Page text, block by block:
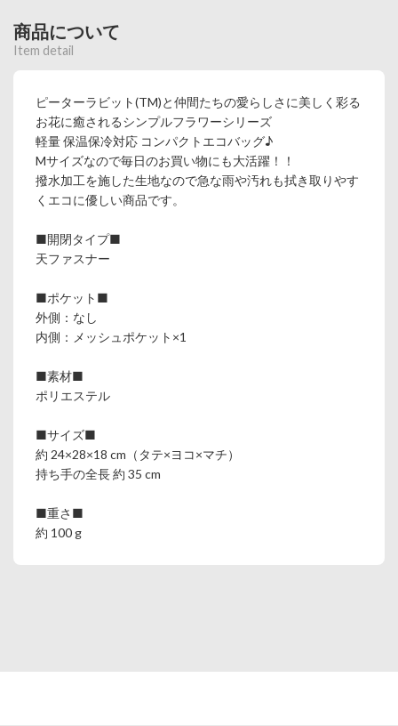
商品について
Item detail
ピーターラビット(TM)と仲間たちの愛らしさに美しく彩る
お花に癒されるシンプルフラワーシリーズ
軽量 保温保冷対応 コンパクトエコバッグ♪
Mサイズなので毎日のお買い物にも大活躍！！
撥水加工を施した生地なので急な雨や汚れも拭き取りやす
くエコに優しい商品です。
■開閉タイプ■
天ファスナー
■ポケット■
外側：なし
内側：メッシュポケット×1
■素材■
ポリエステル
■サイズ■
約 24×28×18 cm（タテ×ヨコ×マチ）
持ち手の全長 約 35 cm
■重さ■
約 100 g